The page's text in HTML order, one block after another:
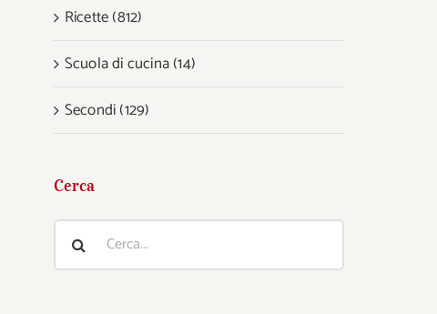
Ricette (812)
Scuola di cucina (14)
Secondi (129)
Cerca
Cerca
per: